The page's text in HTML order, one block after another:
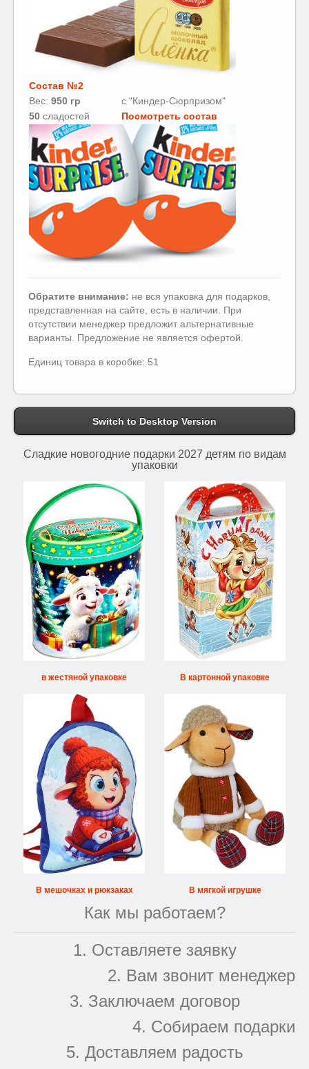
Состав №2
Вес: 950 гр
с "Киндер-Сюрпризом"
50 сладостей Посмотреть состав
Обратите внимание: не вся упаковка для подарков,
представленная на сайте, есть в наличии. При
отсутствии менеджер предложит альтернативные
варианты. Предложение не является офертой.
Единиц товара в коробке: 51
Switch to Desktop Version
Сладкие новогодние подарки 2027 детям по видам
упаковки
в жестяной упаковке В картонной упаковке
В мешочках и рюкзаках В мягкой игрушке
Как мы работаем?
1. Оставляете заявку
2. Вам звонит менеджер
3. Заключаем договор
4. Собираем подарки
5. Доставляем радость